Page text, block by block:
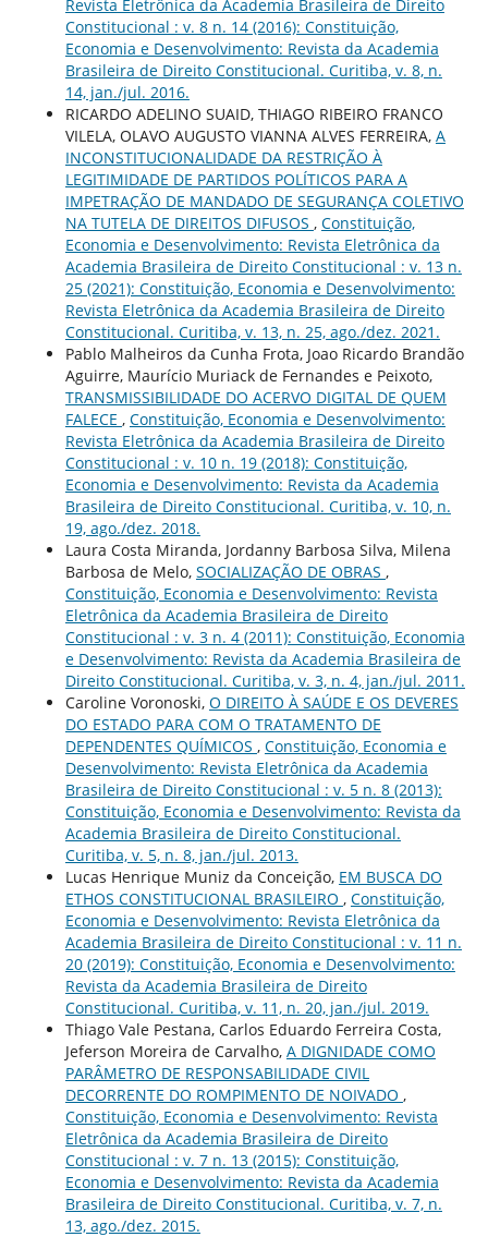
Revista Eletrônica da Academia Brasileira de Direito
Constitucional : v. 8 n. 14 (2016): Constituição,
Economia e Desenvolvimento: Revista da Academia
Brasileira de Direito Constitucional. Curitiba, v. 8, n.
14, jan./jul. 2016.
RICARDO ADELINO SUAID, THIAGO RIBEIRO FRANCO
VILELA, OLAVO AUGUSTO VIANNA ALVES FERREIRA, A
INCONSTITUCIONALIDADE DA RESTRIÇÃO À
LEGITIMIDADE DE PARTIDOS POLÍTICOS PARA A
IMPETRAÇÃO DE MANDADO DE SEGURANÇA COLETIVO
NA TUTELA DE DIREITOS DIFUSOS , Constituição,
Economia e Desenvolvimento: Revista Eletrônica da
Academia Brasileira de Direito Constitucional : v. 13 n.
25 (2021): Constituição, Economia e Desenvolvimento:
Revista Eletrônica da Academia Brasileira de Direito
Constitucional. Curitiba, v. 13, n. 25, ago./dez. 2021.
Pablo Malheiros da Cunha Frota, Joao Ricardo Brandão
Aguirre, Maurício Muriack de Fernandes e Peixoto,
TRANSMISSIBILIDADE DO ACERVO DIGITAL DE QUEM
FALECE , Constituição, Economia e Desenvolvimento:
Revista Eletrônica da Academia Brasileira de Direito
Constitucional : v. 10 n. 19 (2018): Constituição,
Economia e Desenvolvimento: Revista da Academia
Brasileira de Direito Constitucional. Curitiba, v. 10, n.
19, ago./dez. 2018.
Laura Costa Miranda, Jordanny Barbosa Silva, Milena
Barbosa de Melo, SOCIALIZAÇÃO DE OBRAS ,
Constituição, Economia e Desenvolvimento: Revista
Eletrônica da Academia Brasileira de Direito
Constitucional : v. 3 n. 4 (2011): Constituição, Economia
e Desenvolvimento: Revista da Academia Brasileira de
Direito Constitucional. Curitiba, v. 3, n. 4, jan./jul. 2011.
Caroline Voronoski, O DIREITO À SAÚDE E OS DEVERES
DO ESTADO PARA COM O TRATAMENTO DE
DEPENDENTES QUÍMICOS , Constituição, Economia e
Desenvolvimento: Revista Eletrônica da Academia
Brasileira de Direito Constitucional : v. 5 n. 8 (2013):
Constituição, Economia e Desenvolvimento: Revista da
Academia Brasileira de Direito Constitucional.
Curitiba, v. 5, n. 8, jan./jul. 2013.
Lucas Henrique Muniz da Conceição, EM BUSCA DO
ETHOS CONSTITUCIONAL BRASILEIRO , Constituição,
Economia e Desenvolvimento: Revista Eletrônica da
Academia Brasileira de Direito Constitucional : v. 11 n.
20 (2019): Constituição, Economia e Desenvolvimento:
Revista da Academia Brasileira de Direito
Constitucional. Curitiba, v. 11, n. 20, jan./jul. 2019.
Thiago Vale Pestana, Carlos Eduardo Ferreira Costa,
Jeferson Moreira de Carvalho, A DIGNIDADE COMO
PARÂMETRO DE RESPONSABILIDADE CIVIL
DECORRENTE DO ROMPIMENTO DE NOIVADO ,
Constituição, Economia e Desenvolvimento: Revista
Eletrônica da Academia Brasileira de Direito
Constitucional : v. 7 n. 13 (2015): Constituição,
Economia e Desenvolvimento: Revista da Academia
Brasileira de Direito Constitucional. Curitiba, v. 7, n.
13, ago./dez. 2015.